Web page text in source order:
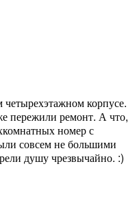
корпусе.
пережили ремонт. А что,
номер с
совсем не большими
душу чрезвычайно. :)